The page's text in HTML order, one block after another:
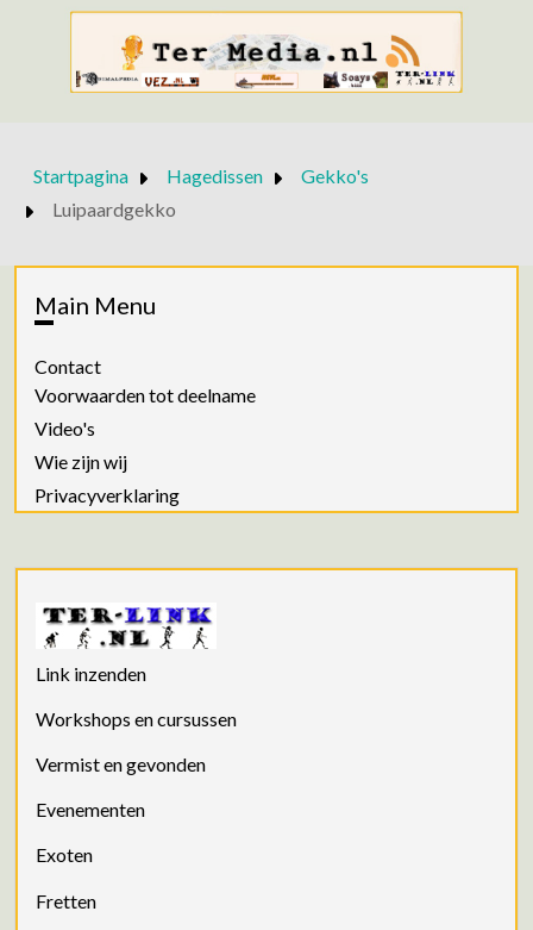
Startpagina Hagedissen
Gekko's
Luipaardgekko
Main Menu
Contact
Voorwaarden tot deelname
Video's
Wie zijn wij
Privacyverklaring
Link inzenden
Workshops en cursussen
Vermist en gevonden
Evenementen
Exoten
Fretten